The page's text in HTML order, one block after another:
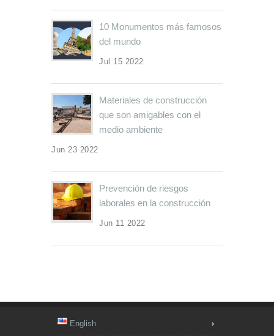
10 Monumentos más famosos
del mundo
Jul 15 2022
Materiales de construcción
que son amigables con el
medio ambiente
Jun 23 2022
Prevención de riesgos
laborales en la construcción
Jun 11 2022
English